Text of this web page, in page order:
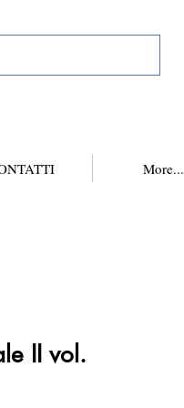
More...
II vol.